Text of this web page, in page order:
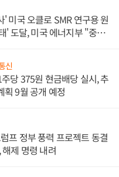
' 미국 오클로 SMR 연구용 원
' 도달, 미국 에너지부 "중요
신
당 375원 현금배당 실시, 추
획 9월 공개 예정
프 정부 풍력 프로젝트 동결
제 명령 내려